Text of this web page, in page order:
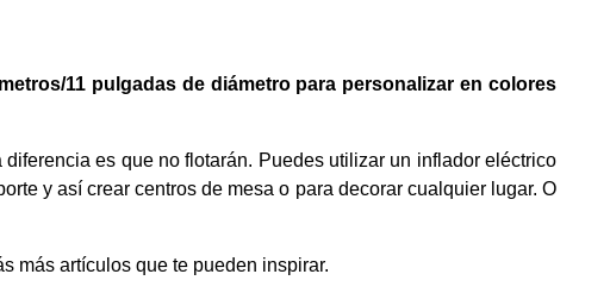
11 pulgadas de diámetro para personalizar en colores
es que no flotarán. Puedes utilizar un inflador eléctrico
y así crear centros de mesa o para decorar cualquier lugar. O
más artículos que te pueden inspirar.